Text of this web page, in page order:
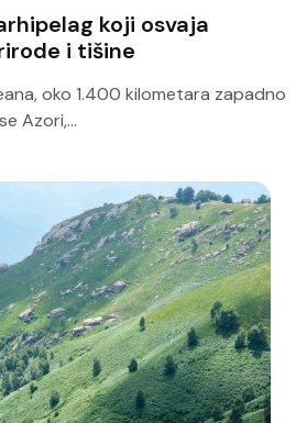
koji osvaja
i tišine
oko 1.400 kilometara zapadno
Azori,...